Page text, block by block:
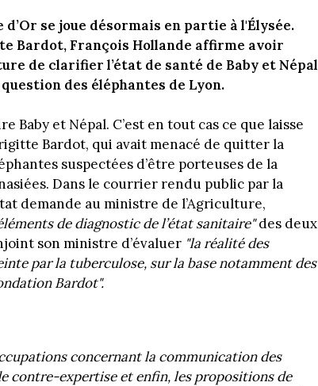
se joue désormais en partie à l'Élysée.
Bardot, François Hollande affirme avoir
de clarifier l’état de santé de Baby et Népal
des éléphantes de Lyon.
Baby et Népal. C’est en tout cas ce que laisse
Bardot, qui avait menacé de quitter la
suspectées d’être porteuses de la
Dans le courrier rendu public par la
demande au ministre de l’Agriculture,
de diagnostic de l’état sanitaire"des deux
son ministre d’évaluer "la réalité des
par la tuberculose, sur la base notamment des
Bardot".
concernant la communication des
contre-expertise et enfin, les propositions de